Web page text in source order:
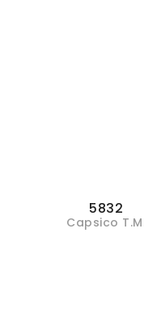
5832
Capsico